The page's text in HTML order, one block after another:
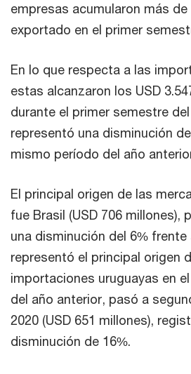
empresas acumularon más
exportado en el primer
En lo que respecta a las
estas alcanzaron los USD
durante el primer semestre
representó una disminución
mismo período del año
El principal origen de las
fue Brasil (USD 706 millones),
una disminución del 6% frente
representó el principal origen
importaciones uruguayas en
del año anterior, pasó a
2020 (USD 651 millones),
disminución de 16%.